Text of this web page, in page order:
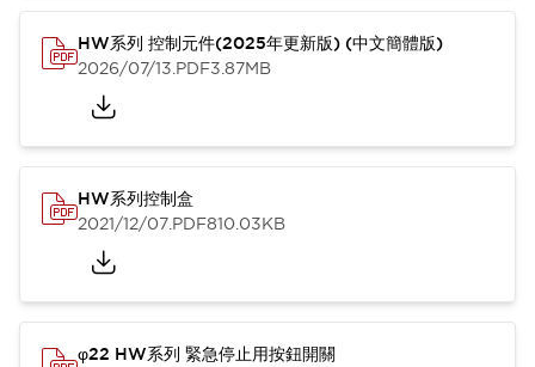
HW系列 控制元件(2025年更新版) (中文簡體版)
2026/07/13.PDF3.87MB
HW系列控制盒
2021/12/07.PDF810.03KB
φ22 HW系列 緊急停止用按鈕開關